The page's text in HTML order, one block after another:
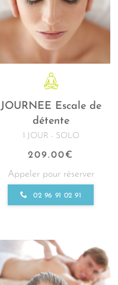
JOURNEE Escale de
détente
1 JOUR - SOLO
209.00€
Appeler pour réserver
02 96 91 02 91